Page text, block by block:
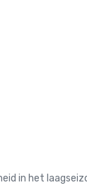
in het